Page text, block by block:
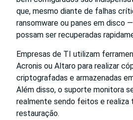
que, mesmo diante de falhas
ransomware ou panes em disco
possam ser recuperadas
Empresas de TI utilizam
Acronis ou Altaro para realizar
criptografadas e armazenadas
Além disso, o suporte monitora
realmente sendo feitos e
restauração.